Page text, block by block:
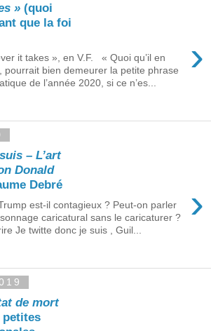
» (quoi
que la foi
›
it takes », en V.F. « Quoi qu’il en
pourrait bien demeurer la petite phrase
de l’année 2020, si ce n’es...
– L’art
Donald
Debré ›
est-il contagieux ? Peut-on parler
caricatural sans le caricaturer ?
Je twitte donc je suis , Guil...
de mort
petites